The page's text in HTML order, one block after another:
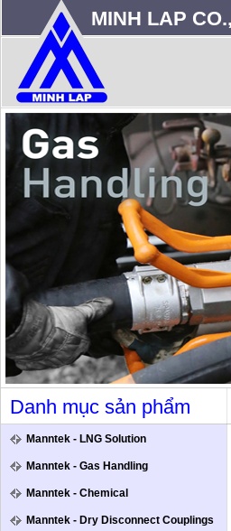
MINH LAP
Danh mục sản phẩm
Manntek - LNG Solution
Manntek - Gas Handling
Manntek - Chemical
Manntek - Dry Disconnect Couplings